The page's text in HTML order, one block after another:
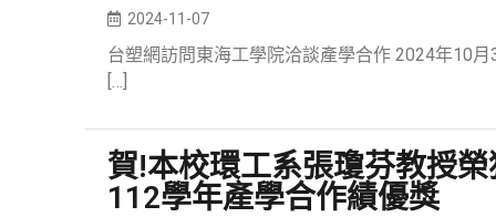
2024-11-07
台塑網訪問東海工學院洽談產學合作 2024年10月
[…]
賀!本校環工系張瓊芬教授榮
112學年產學合作績優獎